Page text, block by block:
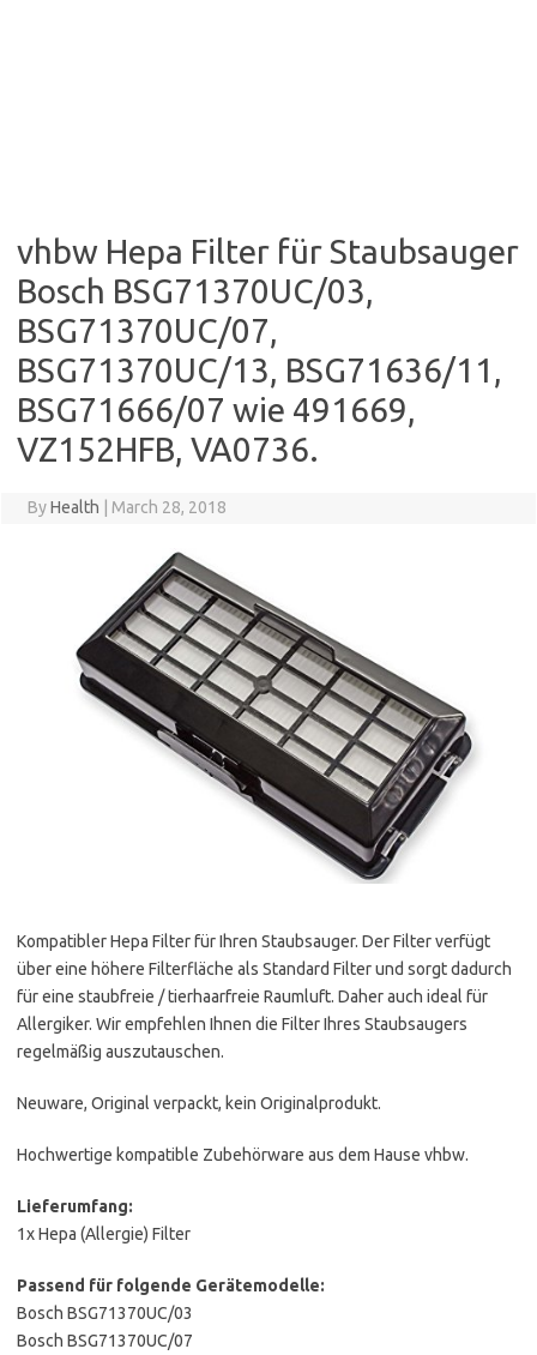
vhbw Hepa Filter für Staubsauger
Bosch BSG71370UC/03,
BSG71370UC/07,
BSG71370UC/13, BSG71636/11,
BSG71666/07 wie 491669,
VZ152HFB, VA0736.
ByHealth March 28, 2018
Kompatibler Hepa Filter für Ihren Staubsauger. Der Filter verfügt
über eine höhere Filterfläche als Standard Filter und sorgt dadurch
für eine staubfreie / tierhaarfreie Raumluft. Daher auch ideal für
Allergiker. Wir empfehlen Ihnen die Filter Ihres Staubsaugers
regelmäßig auszutauschen.
Neuware, Original verpackt, kein Originalprodukt.
Hochwertige kompatible Zubehörware aus dem Hause vhbw.
Lieferumfang:
1x Hepa (Allergie) Filter
Passend für folgende Gerätemodelle:
Bosch BSG71370UC/03
Bosch BSG71370UC/07